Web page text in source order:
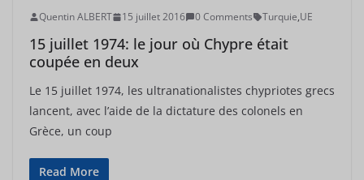
Quentin ALBERT 15 juillet 2016 0 Comments Turquie,UE
15 juillet 1974: le jour où Chypre était
coupée en deux
Le 15 juillet 1974, les ultranationalistes chypriotes grecs
lancent, avec l’aide de la dictature des colonels en
Grèce, un coup
Read More